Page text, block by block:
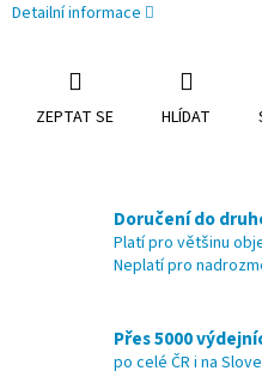
Detailní informace
ZEPTAT SE HLÍDAT
Doručení do
Platí pro většinu
Neplatí pro
Přes 5000
po celé ČR i na